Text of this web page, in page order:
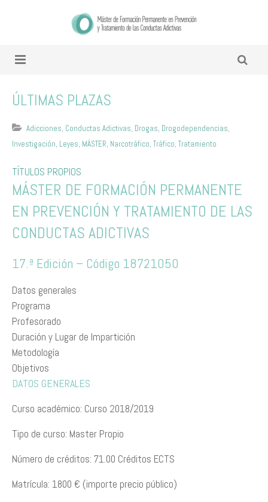
ÚLTIMAS PLAZAS
Adicciones, Conductas Adictivas, Drogas, Drogodependencias,
Investigación, Leyes, MÁSTER, Narcotráfico, Tráfico, Tratamiento
TÍTULOS PROPIOS
MÁSTER DE FORMACIÓN PERMANENTE
EN PREVENCIÓN Y TRATAMIENTO DE LAS
CONDUCTAS ADICTIVAS
17.ª Edición – Código 18721050
Datos generales
Programa
Profesorado
Duración y Lugar de Impartición
Metodología
Objetivos
DATOS GENERALES
Curso académico: Curso 2018/2019
Tipo de curso: Master Propio
Número de créditos: 71.00 Créditos ECTS
Matrícula: 1800 € (importe precio público)